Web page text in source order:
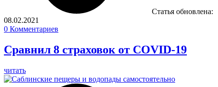
Статья обновлена:
08.02.2021
0 Комментариев
Сравнил 8 страховок от COVID-19
читать